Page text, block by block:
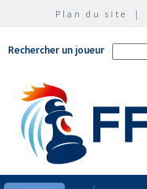
Plan du site |
Rechercher un joueur